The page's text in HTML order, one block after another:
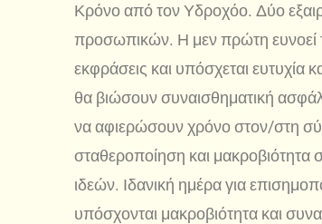
Κρόνο από τον Υδροχόο. Δύο
προσωπικών. Η μεν πρώτη ευνοεί
εκφράσεις και υπόσχεται ευτυχία
θα βιώσουν συναισθηματική
να αφιερώσουν χρόνο στον/στη
σταθεροποίηση και μακροβιότητα
ιδεών. Ιδανική ημέρα για
υπόσχονται μακροβιότητα και